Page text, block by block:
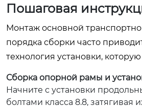
Пошаговая
Монтаж основной
порядка сборки часто
технология установки,
Сборка опорной рамы и
Начните с установки
болтами класса 8.8,